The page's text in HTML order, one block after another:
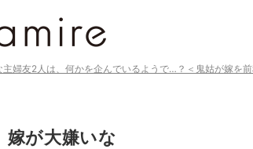
婦友2人は、何かを企んでいるようで…？＜鬼姑が嫁を
嫁が大嫌いな